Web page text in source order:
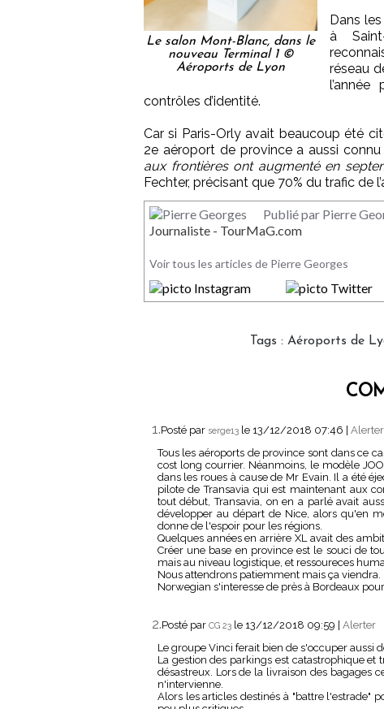
Le salon Mont-Blanc, dans le
nouveau Terminal 1 ©
Aéroports de Lyon
Dans
à
réseau
contrôles d’identité.
Car si Paris-Orly avait beaucoup été
2e aéroport de province a aussi connu
aux frontières ont augmenté en
Fechter, précisant que 70% du trafic de
Publié par Pierre
Journaliste - TourMaG.com
Voir tous les articles de Pierre Georges
Tags : Aéroports de
1.Posté par serge13 le 13/12/2018 07:46
Alerter
Tous les aéroports de province sont dans ce
cost long courrier. Néanmoins, le modèle
dans les roues à cause de Mr Evain. Il a été
pilote de Transavia qui est maintenant aux
tout début, Transavia, on en a parlé avait
développer au départ de Nice, alors qu'en
donne de l'espoir pour les régions.
Quelques années en arrière XL avait des
Créer une base en province est le souci de
mais au niveau logistique, et ressoureces
Nous attendrons patiemment mais ça viendra.
Norwegian s'interesse de près à Bordeaux
2.Posté par CG 23 le 13/12/2018 09:59
Alerter
Le groupe Vinci ferait bien de s'occuper aussi
La gestion des parkings est catastrophique et
désastreux. Lors de la livraison des bagages
n'intervienne.
Alors les articles destinés à "battre l'estrade"